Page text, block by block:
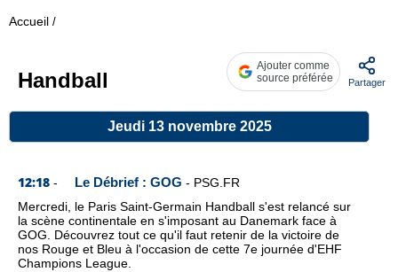
Accueil /
Handball
Ajouter comme
source préférée
Partager
Jeudi 13 novembre 2025
12:18 - Le Débrief : GOG - PSG.FR
Mercredi, le Paris Saint-Germain Handball s'est relancé sur
la scène continentale en s'imposant au Danemark face à
GOG. Découvrez tout ce qu'il faut retenir de la victoire de
nos Rouge et Bleu à l'occasion de cette 7e journée d'EHF
Champions League.